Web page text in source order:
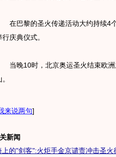
在巴黎的圣火传递活动大约持续4
行庆典仪式。
当晚10时，北京奥运圣火结束欧
来说两句]
新闻
上的"剑客":火炬手金京谴责冲击圣火